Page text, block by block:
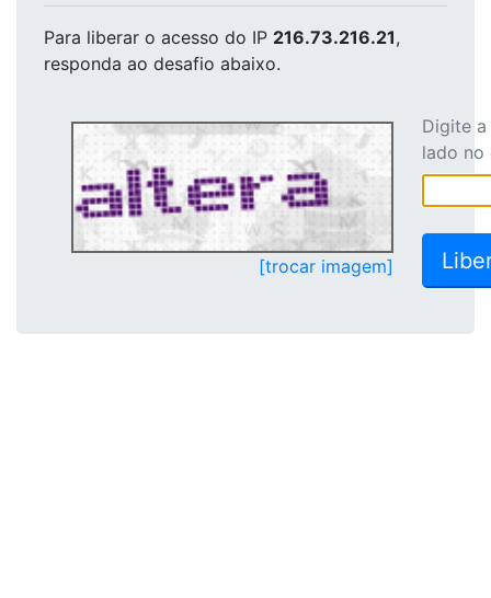
Para liberar o acesso do IP 216.73.216.21,
responda ao desafio abaixo.
[trocar imagem]
Digite
lado no